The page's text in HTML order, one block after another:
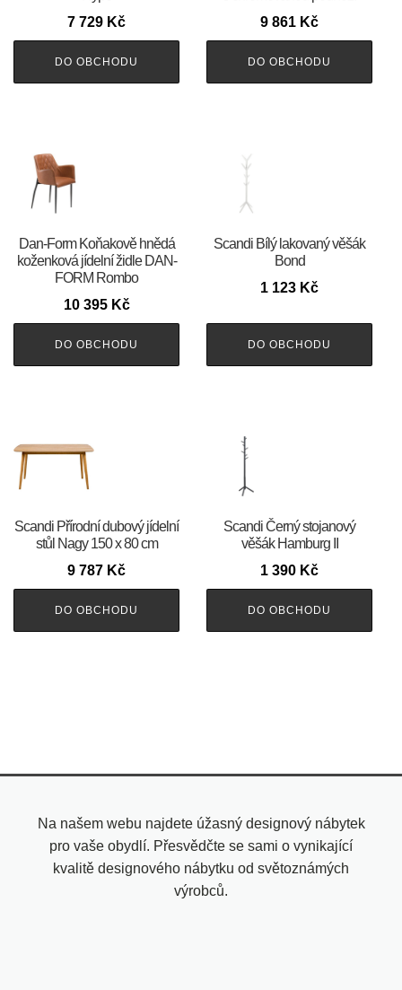
7 729 Kč
DO OBCHODU
9 861 Kč
DO OBCHODU
​​​​​Dan-Form Koňakově hnědá
koženková jídelní židle DAN-
FORM Rombo
10 395 Kč
DO OBCHODU
Scandi Bílý lakovaný věšák
Bond
1 123 Kč
DO OBCHODU
Scandi Přírodní dubový jídelní
stůl Nagy 150 x 80 cm
9 787 Kč
DO OBCHODU
Scandi Černý stojanový
věšák Hamburg II
1 390 Kč
DO OBCHODU
Na našem webu najdete úžasný designový nábytek
pro vaše obydlí. Přesvědčte se sami o vynikající
kvalitě designového nábytku od světoznámých
výrobců.